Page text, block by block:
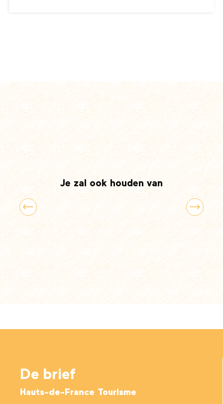
Je zal ook houden van
10 bossen in de Hauts-de-France om
frisse lucht op te snuiven
De brief
Hauts-de-France Tourisme